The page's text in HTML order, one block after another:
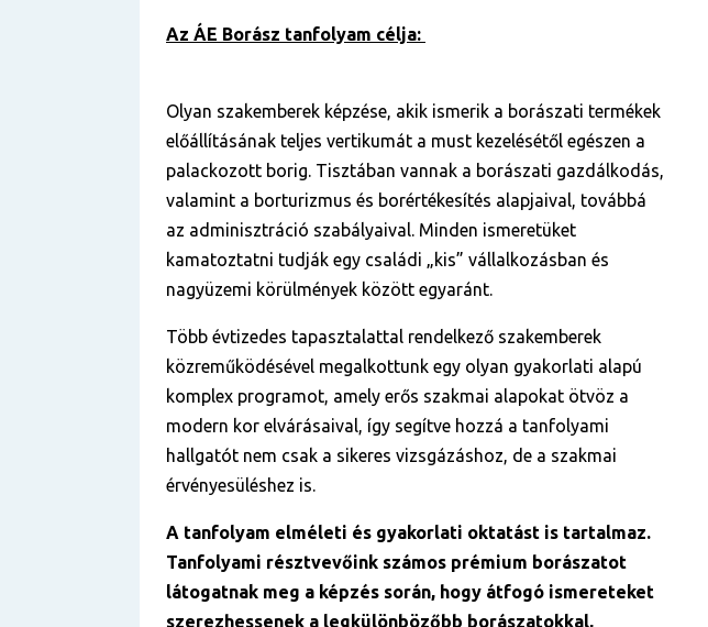
Az ÁE Borász tanfolyam célja:
Olyan szakemberek képzése, akik ismerik a borászati termékek
előállításának teljes vertikumát a must kezelésétől egészen a
palackozott borig. Tisztában vannak a borászati gazdálkodás,
valamint a borturizmus és borértékesítés alapjaival, továbbá
az adminisztráció szabályaival. Minden ismeretüket
kamatoztatni tudják egy családi „kis” vállalkozásban és
nagyüzemi körülmények között egyaránt.
Több évtizedes tapasztalattal rendelkező szakemberek
közreműködésével megalkottunk egy olyan gyakorlati alapú
komplex programot, amely erős szakmai alapokat ötvöz a
modern kor elvárásaival, így segítve hozzá a tanfolyami
hallgatót nem csak a sikeres vizsgázáshoz, de a szakmai
érvényesüléshez is.
A tanfolyam elméleti és gyakorlati oktatást is tartalmaz.
Tanfolyami résztvevőink számos prémium borászatot
látogatnak meg a képzés során, hogy átfogó ismereteket
szerezhessenek a legkülönbözőbb borászatokkal,